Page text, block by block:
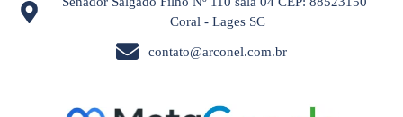
Coral - Lages SC
contato@arconel.com.br